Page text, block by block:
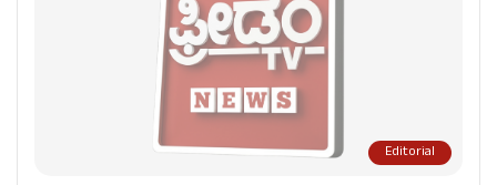
Editorial